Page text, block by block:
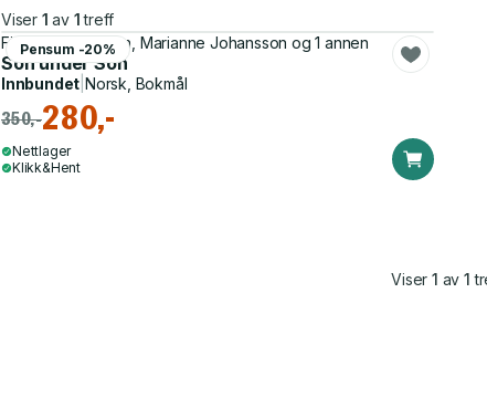
Viser 1 av 1 treff
Pensum -20%
Finn-Einar Eliassen, Marianne Johansson og 1 annen
Son under Son
Innbundet |Norsk, Bokmål
350,-280,-
Nettlager
Klikk&Hent
Viser1 av 1